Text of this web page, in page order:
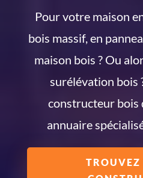
Pour votre maison
bois massif, en
maison bois ? Ou
surélévation bois
constructeur bois
annuaire
TROUVEZ